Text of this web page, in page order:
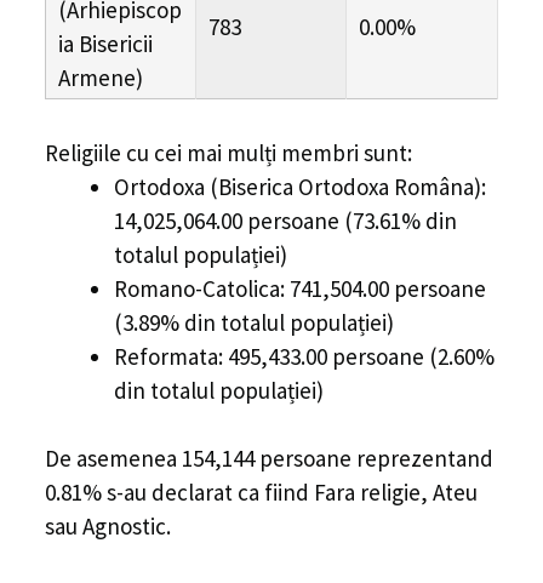
(Arhiepiscop
ia Bisericii
Armene)
783 0.00%
Religiile cu cei mai mulți membri sunt:
Ortodoxa (Biserica Ortodoxa Româna):
14,025,064.00 persoane (73.61% din
totalul populației)
Romano-Catolica: 741,504.00 persoane
(3.89% din totalul populației)
Reformata: 495,433.00 persoane (2.60%
din totalul populației)
De asemenea 154,144 persoane reprezentand
0.81% s-au declarat ca fiind Fara religie, Ateu
sau Agnostic.